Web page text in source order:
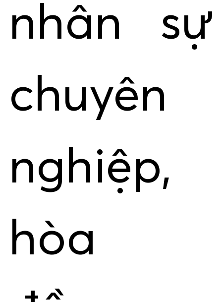
nhân sự
chuyên
nghiệp,
hòa